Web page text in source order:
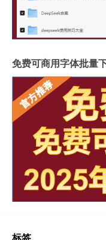
免费可商用字体批量
标签